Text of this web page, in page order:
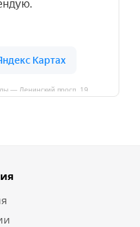
— Ленинский просп.,19